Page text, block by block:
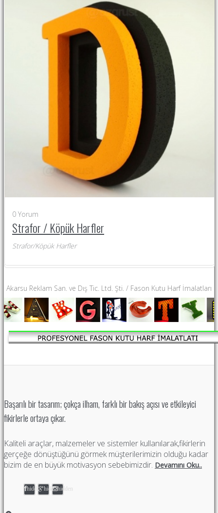
0 Yorum
Strafor / Köpük Harfler
Strafor/Köpük Harfler
Akarsu Reklam San. ve Dış Tic. Ltd. Şti. / Fason Kutu Harf İmalatları
Başarılı bir tasarım; çokça ilham, farklı bir bakış açısı ve etkileyici
fikirlerle ortaya çıkar.
Kaliteli araçlar, malzemeler ve sistemler kullanılarak,fikirlerin
gerçeğe dönüştüğünü görmek müşterilerimizin olduğu kadar
bizim de en büyük motivasyon sebebimizdir. Devamını Oku..
hidden hiddenhidden